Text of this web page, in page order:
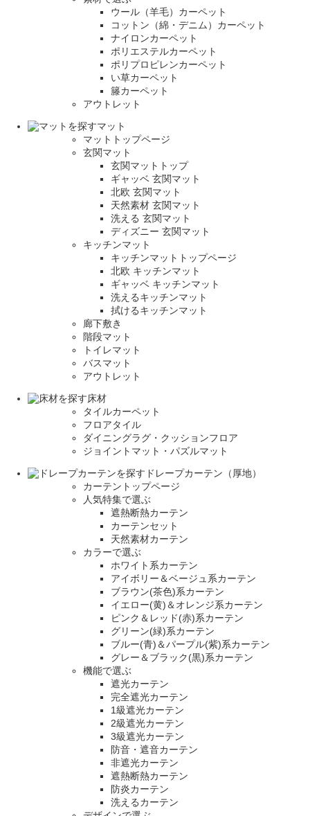
ウール（羊毛）カーペット
コットン（綿・デニム）カーペット
ナイロンカーペット
ポリエステルカーペット
ポリプロピレンカーペット
い草カーペット
籐カーペット
アウトレット
マット
マットトップページ
玄関マット
玄関マットトップ
ギャッベ 玄関マット
北欧 玄関マット
天然素材 玄関マット
洗える 玄関マット
ディズニー 玄関マット
キッチンマット
キッチンマットトップページ
北欧 キッチンマット
ギャッベ キッチンマット
洗えるキッチンマット
拭けるキッチンマット
廊下敷き
階段マット
トイレマット
バスマット
アウトレット
床材
タイルカーペット
フロアタイル
ダイニングラグ・クッションフロア
ジョイントマット・パズルマット
ドレープカーテン（厚地）
カーテントップページ
人気特集で選ぶ
遮熱断熱カーテン
カーテンセット
天然素材カーテン
カラーで選ぶ
ホワイト系カーテン
アイボリー＆ベージュ系カーテン
ブラウン(茶色)系カーテン
イエロー(黄)＆オレンジ系カーテン
ピンク＆レッド(赤)系カーテン
グリーン(緑)系カーテン
ブルー(青)＆パープル(紫)系カーテン
グレー＆ブラック(黒)系カーテン
機能で選ぶ
遮光カーテン
完全遮光カーテン
1級遮光カーテン
2級遮光カーテン
3級遮光カーテン
防音・遮音カーテン
非遮光カーテン
遮熱断熱カーテン
防炎カーテン
洗えるカーテン